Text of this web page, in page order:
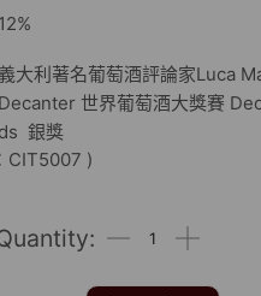
大利著名葡萄酒評論家Luca
世界葡萄酒大獎賽
銀獎
CIT5007 )